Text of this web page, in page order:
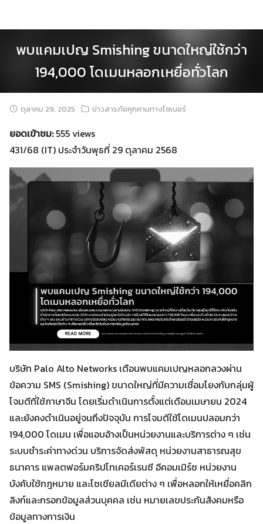
พบแคมเปญ Smishing ขนาดใหญ่ใช้กว่า
194,000 โดเมนหลอกเหยื่อทั่วโลก
ตุลาคม 29, 2025 ข่าวสารภัยคุกคามทางไซเบอร์
ยอดเข้าชม:555 views
431/68 (IT) ประจำวันพุธที่ 29 ตุลาคม 2568
บริษัท Palo Alto Networks เตือนพบแคมเปญหลอกลวงผ่าน
ข้อความ SMS (Smishing) ขนาดใหญ่ที่มีความเชื่อมโยงกับกลุ่มผู้
โจมตีที่ใช้ภาษาจีน โดยเริ่มดำเนินการตั้งแต่เดือนเมษายน 2024
และยังคงดำเนินอยู่จนถึงปัจจุบัน การโจมตีใช้โดเมนปลอมกว่า
194,000 โดเมน เพื่อแอบอ้างเป็นหน่วยงานและบริการต่าง ๆ เช่น
ระบบชำระค่าทางด่วน บริการจัดส่งพัสดุ หน่วยงานสาธารณสุข
ธนาคาร แพลตฟอร์มคริปโทเคอร์เรนซี อีคอมเมิร์ซ หน่วยงาน
บังคับใช้กฎหมาย และโซเชียลมีเดียต่าง ๆ เพื่อหลอกให้เหยื่อคลิก
ลิงก์และกรอกข้อมูลส่วนบุคคล เช่น หมายเลขประกันสังคมหรือ
ข้อมูลทางการเงิน